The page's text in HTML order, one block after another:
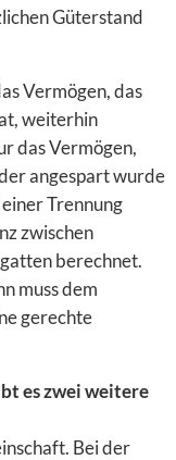
Güterstand
Vermögen, das
weiterhin
das Vermögen,
angespart wurde
Trennung
zwischen
berechnet.
muss dem
gerechte
es zwei weitere
Bei der